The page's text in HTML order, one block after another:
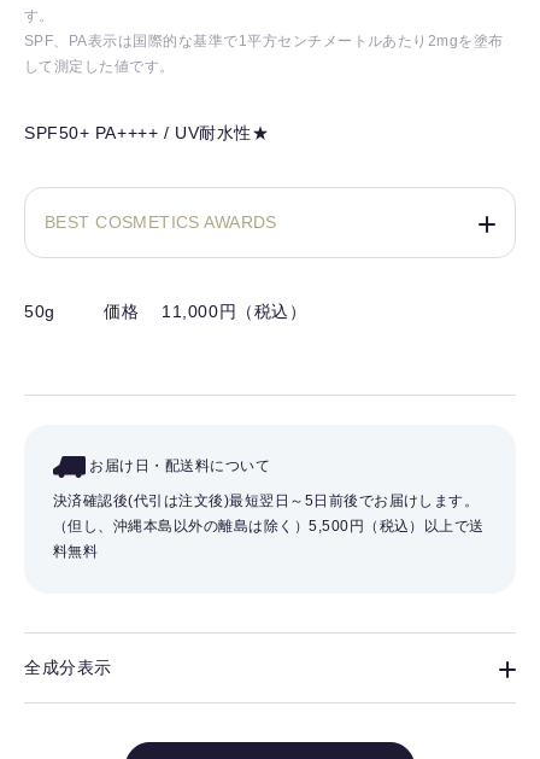
す。
SPF、PA表示は国際的な基準で1平方センチメートルあたり2mgを塗布
して測定した値です。
SPF50+ PA++++ / UV耐水性★
BEST COSMETICS AWARDS
50g 価格 11,000円（税込）
お届け日・配送料について
決済確認後(代引は注文後)最短翌日～5日前後でお届けします。
（但し、沖縄本島以外の離島は除く）5,500円（税込）以上で送
料無料
全成分表示